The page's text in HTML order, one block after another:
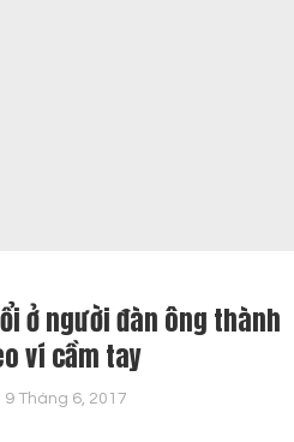
ở người đàn ông thành
ví cầm tay
9 Tháng 6, 2017